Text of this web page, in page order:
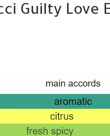
Guilty Love